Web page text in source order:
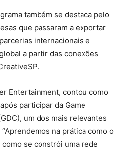
também se destaca pelo
que passaram a exportar
internacionais e
a partir das conexões
Entertainment, contou como
participar da Game
um dos mais relevantes
na prática como o
se constrói uma rede